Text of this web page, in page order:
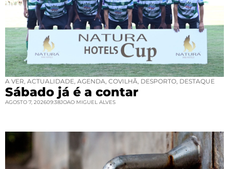
A VER ACTUALIDADE AGENDA COVILHÃ DESPORTO DESTAQUE
Sábado já é a contar
AGOSTO 7, 202609:38JOAO MIGUEL ALVES